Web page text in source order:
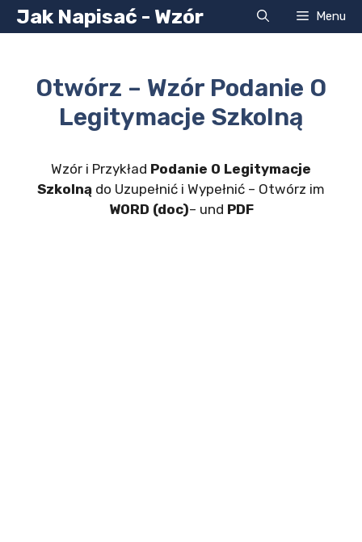
Przejdź
do
Jak Napisać - Wzór Menu
Otwórz – Wzór Podanie O
Legitymacje Szkolną
Wzór i Przykład Podanie O Legitymacje
Szkolną do Uzupełnić i Wypełnić – Otwórz im
WORD (doc)– und PDF